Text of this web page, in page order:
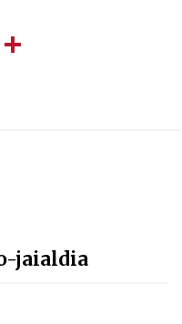
Gmail
jaialdia